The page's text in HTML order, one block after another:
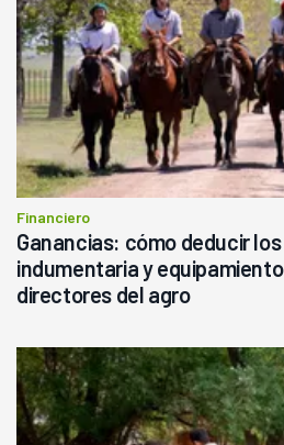
Financiero
Ganancias: cómo deducir
indumentaria y
directores del agro